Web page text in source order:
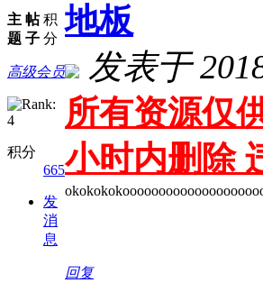
主
题
帖
子
积
分
高级会员
积分
665
发
消
息
地板
发表于
所有资源仅
小时内删除
回复